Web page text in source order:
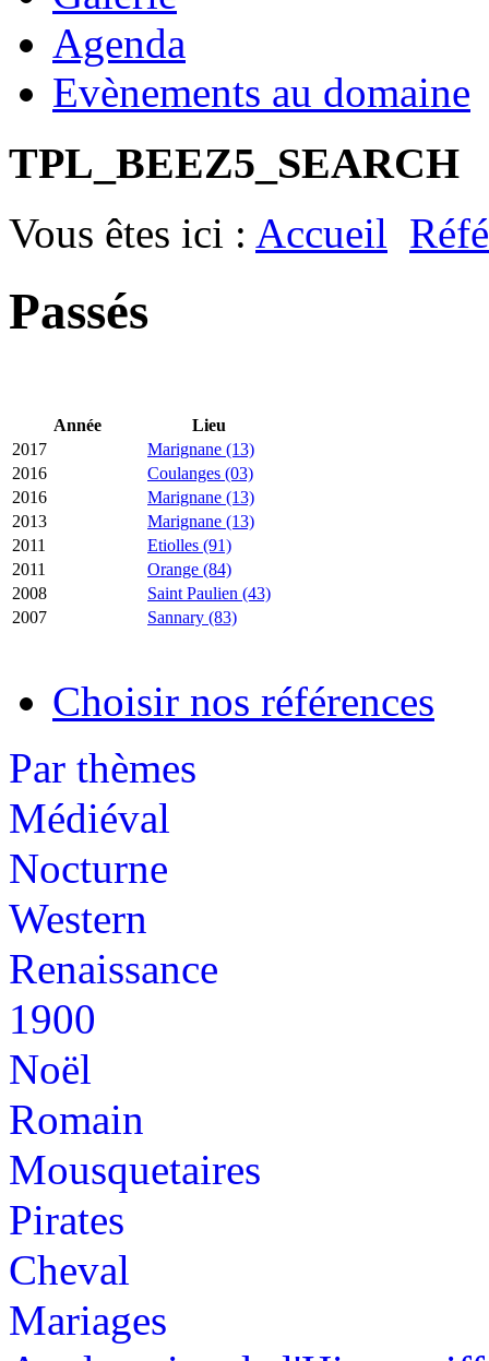
Agenda
Evènements au domaine
TPL_BEEZ5_SEARCH
Vous êtes ici : Accueil
Passés
Année
Lieu
2017
Marignane (13)
2016
Coulanges (03)
2016
Marignane (13)
2013
Marignane (13)
2011
Etiolles (91)
2011
Orange (84)
2008
Saint Paulien (43)
2007
Sannary (83)
Choisir nos références
Par thèmes
Médiéval
Nocturne
Western
Renaissance
1900
Noël
Romain
Mousquetaires
Pirates
Cheval
Mariages